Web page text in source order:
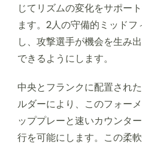
じてリズムの変化をサポー
ます。2人の守備的ミッド
し、攻撃選手が機会を生み
できるようにします。
中央とフランクに配置され
ルダーにより、このフォー
ッププレーと速いカウンタ
行を可能にします。この柔